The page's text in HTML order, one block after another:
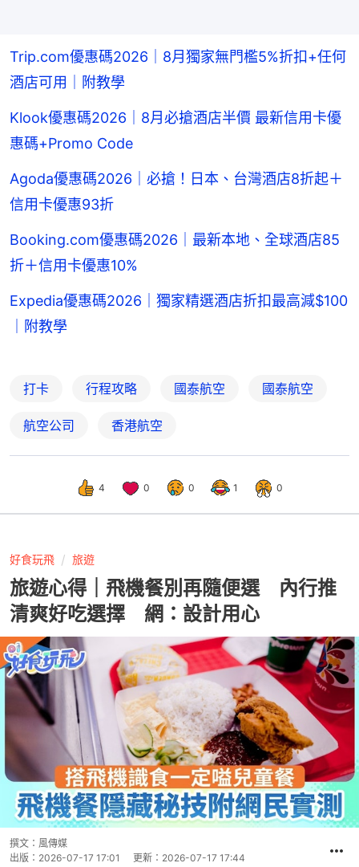
Trip.com優惠碼2026｜8月獨家無門檻5%折扣+任何
酒店可用｜附教學
Klook優惠碼2026｜8月必搶酒店半價 最新信用卡優
惠碼+Promo Code
Agoda優惠碼2026｜必搶！日本、台灣酒店8折起＋
信用卡優惠93折
Booking.com優惠碼2026｜最新本地、全球酒店85
折＋信用卡優惠10%
Expedia優惠碼2026｜獨家精選酒店折扣最高減$100
｜附教學
打卡 行程攻略 國泰航空 國泰航空
航空公司 香港航空
4 0 0 1 0
好食玩飛 旅遊
旅遊心得｜飛機餐別再隨便選 內行推
清爽好吃選擇 網：設計用心
撰文： 風傳媒
出版： 2026-07-17 17:01 更新： 2026-07-17 17:44